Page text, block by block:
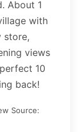
About 1
with
store,
views
10
back!
Source: